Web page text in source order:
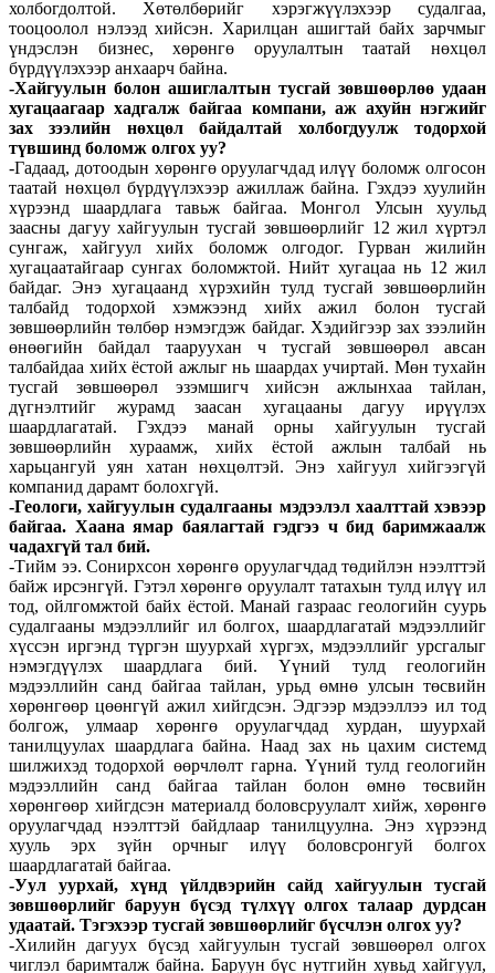
холбогдолтой. Хөтөлбөрийг хэрэгжүүлэхээр судалгаа,
тооцоолол нэлээд хийсэн. Харилцан ашигтай байх зарчмыг
үндэслэн бизнес, хөрөнгө оруулалтын таатай нөхцөл
бүрдүүлэхээр анхаарч байна.
-Хайгуулын болон ашиглалтын тусгай зөвшөөрлөө удаан
хугацаагаар хадгалж байгаа компани, аж ахуйн нэгжийг
зах зээлийн нөхцөл байдалтай холбогдуулж тодорхой
түвшинд боломж олгох уу?
-Гадаад, дотоодын хөрөнгө оруулагчдад илүү боломж олгосон
таатай нөхцөл бүрдүүлэхээр ажиллаж байна. Гэхдээ хуулийн
хүрээнд шаардлага тавьж байгаа. Монгол Улсын хуульд
заасны дагуу хайгуулын тусгай зөвшөөрлийг 12 жил хүртэл
сунгаж, хайгуул хийх боломж олгодог. Гурван жилийн
хугацаатайгаар сунгах боломжтой. Нийт хугацаа нь 12 жил
байдаг. Энэ хугацаанд хүрэхийн тулд тусгай зөвшөөрлийн
талбайд тодорхой хэмжээнд хийх ажил болон тусгай
зөвшөөрлийн төлбөр нэмэгдэж байдаг. Хэдийгээр зах зээлийн
өнөөгийн байдал тааруухан ч тусгай зөвшөөрөл авсан
талбайдаа хийх ёстой ажлыг нь шаардах учиртай. Мөн тухайн
тусгай зөвшөөрөл эзэмшигч хийсэн ажлынхаа тайлан,
дүгнэлтийг журамд заасан хугацааны дагуу ирүүлэх
шаардлагатай. Гэхдээ манай орны хайгуулын тусгай
зөвшөөрлийн хураамж, хийх ёстой ажлын талбай нь
харьцангуй уян хатан нөхцөлтэй. Энэ хайгуул хийгээгүй
компанид дарамт болохгүй.
-Геологи, хайгуулын судалгааны мэдээлэл хаалттай хэвээр
байгаа. Хаана ямар баялагтай гэдгээ ч бид баримжаалж
чадахгүй тал бий.
-Тийм ээ. Сонирхсон хөрөнгө оруулагчдад төдийлэн нээлттэй
байж ирсэнгүй. Гэтэл хөрөнгө оруулалт татахын тулд илүү ил
тод, ойлгомжтой байх ёстой. Манай газраас геологийн суурь
судалгааны мэдээллийг ил болгох, шаардлагатай мэдээллийг
хүссэн иргэнд түргэн шуурхай хүргэх, мэдээллийг урсгалыг
нэмэгдүүлэх шаардлага бий. Үүний тулд геологийн
мэдээллийн санд байгаа тайлан, урьд өмнө улсын төсвийн
хөрөнгөөр цөөнгүй ажил хийгдсэн. Эдгээр мэдээллээ ил тод
болгож, улмаар хөрөнгө оруулагчдад хурдан, шуурхай
танилцуулах шаардлага байна. Наад зах нь цахим системд
шилжихэд тодорхой өөрчлөлт гарна. Үүний тулд геологийн
мэдээллийн санд байгаа тайлан болон өмнө төсвийн
хөрөнгөөр хийгдсэн материалд боловсруулалт хийж, хөрөнгө
оруулагчдад нээлттэй байдлаар танилцуулна. Энэ хүрээнд
хууль эрх зүйн орчныг илүү боловсронгуй болгох
шаардлагатай байгаа.
-Уул уурхай, хүнд үйлдвэрийн сайд хайгуулын тусгай
зөвшөөрлийг баруун бүсэд түлхүү олгох талаар дурдсан
удаатай. Тэгэхээр тусгай зөвшөөрлийг бүсчлэн олгох уу?
-Хилийн дагуух бүсэд хайгуулын тусгай зөвшөөрөл олгох
чиглэл баримталж байна. Баруун бүс нутгийн хувьд хайгуул,